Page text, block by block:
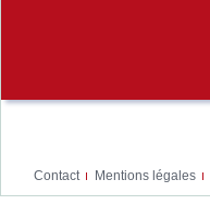
Contact Mentions légales